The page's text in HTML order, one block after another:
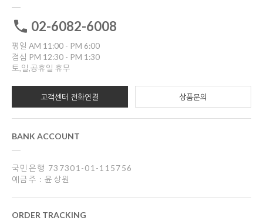
02-6082-6008
평일 AM 11:00 - PM 6:00
점심 PM 12:30 - PM 1:30
토,일,공휴일 휴무
고객센터 전화연결 상품문의
BANK ACCOUNT
국민은행 737301-01-115756
예금주 : 윤상원
ORDER TRACKING